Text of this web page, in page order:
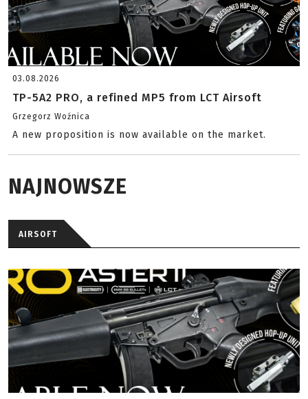
03.08.2026
TP-5A2 PRO, a refined MP5 from LCT Airsoft
Grzegorz Woźnica
A new proposition is now available on the market.
NAJNOWSZE
AIRSOFT